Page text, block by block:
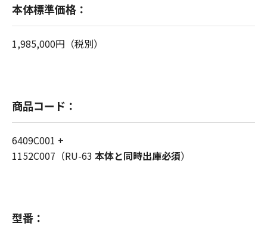
本体標準価格：
1,985,000円（税別）
商品コード：
6409C001 +
1152C007（RU-63 本体と同時出庫必須）
型番：